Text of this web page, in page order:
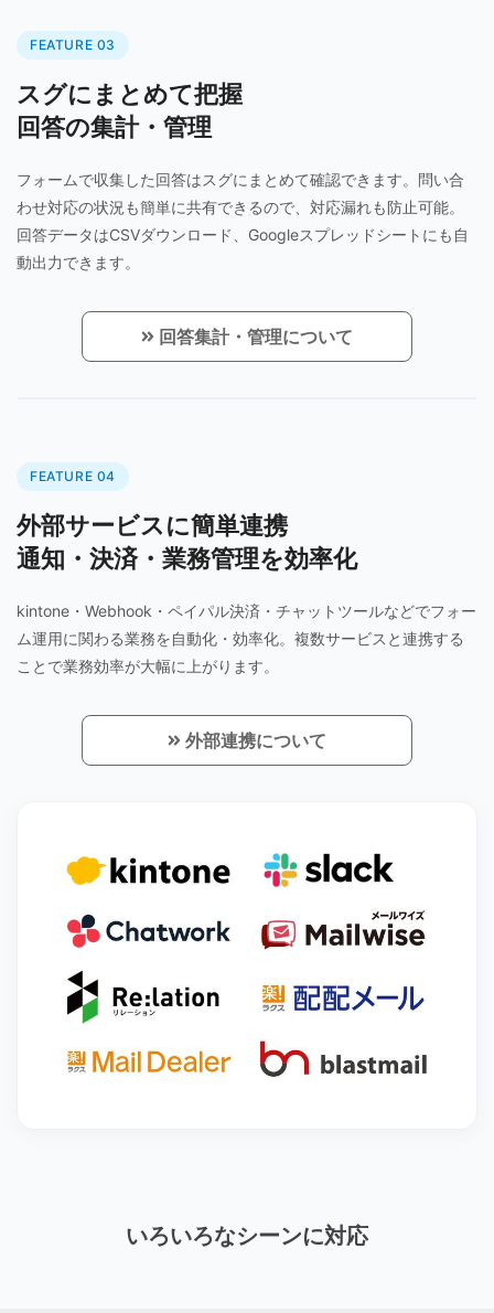
FEATURE 03
スグにまとめて把握
回答の集計・管理
フォームで収集した回答はスグにまとめて確認できます。問い合
わせ対応の状況も簡単に共有できるので、対応漏れも防止可能。
回答データはCSVダウンロード、Googleスプレッドシートにも自
動出力できます。
回答集計・管理について
FEATURE 04
外部サービスに簡単連携
通知・決済・業務管理を効率化
kintone・Webhook・ペイパル決済・チャットツールなどでフォー
ム運用に関わる業務を自動化・効率化。複数サービスと連携する
ことで業務効率が大幅に上がります。
外部連携について
いろいろなシーンに対応